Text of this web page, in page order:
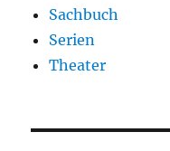
Sachbuch
Serien
Theater